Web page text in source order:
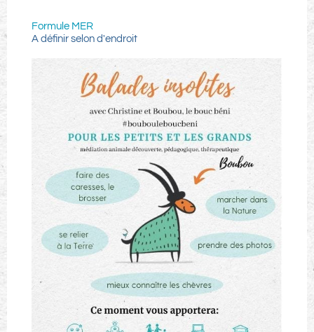
Formule MER
A définir selon d'endroit